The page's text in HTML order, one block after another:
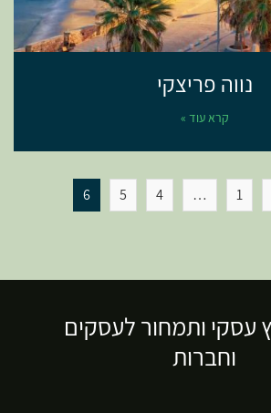
נווה פריצקי
קרא עוד »
1
…
4
5
6
עסקי ותמחור לעסקים
וחברות